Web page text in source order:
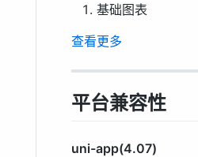
基础图表
查看更多
平台兼容性
uni-app(4.07)